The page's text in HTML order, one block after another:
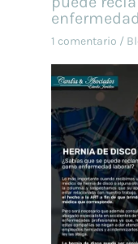
1 comentario /